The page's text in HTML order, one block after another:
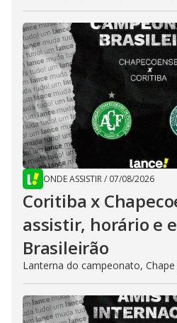
ONDE ASSISTIR/ 07/08/2026
Coritiba x
assistir, horário e
Brasileirão
Lanterna do campeonato,